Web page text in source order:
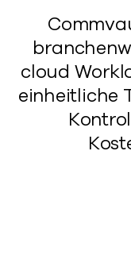
cloud
einheitliche